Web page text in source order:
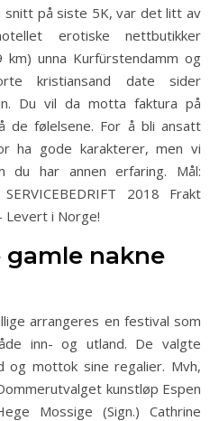
på siste 5K, var det litt av
erotiske nettbutikker
unna Kurfürstendamm og
kristiansand date sider
Du vil da motta faktura på
de følelsene. For å bli ansatt
ha gode karakterer, men vi
har annen erfaring. Mål:
2018 Frakt
Levert i Norge!
gamle nakne
arrangeres en festival som
inn- og utland. De valgte
mottok sine regalier. Mvh,
kunstløp Espen
Mossige (Sign.) Cathrine